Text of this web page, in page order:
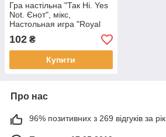
Гра настільна "Так Ні. Yes
Not. Єнот", мікс,
Настольная игра "Royal
Bluff".
102 ₴
Купити
Про нас
96% позитивних з 269 відгуків за рік